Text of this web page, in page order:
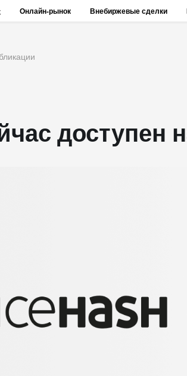
Онлайн-рынок Внебиржевые сделки
доступен